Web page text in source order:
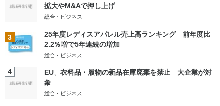
拡大やM&Aで押し上げ
総合・ビジネス
3
25年度レディスアパレル売上高ランキング 前年度比
2.2％増で5年連続の増加
総合・ビジネス
4
EU、衣料品・履物の新品在庫廃棄を禁止 大企業が対
象
総合・ビジネス